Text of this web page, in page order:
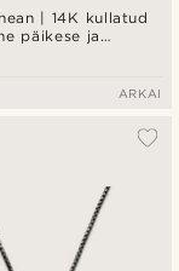
| 14K kullatud
päikese ja
kaelakee
ARKAI